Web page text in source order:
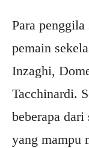
Para
pemain
Inzaghi,
Tacchinardi.
beberapa
yang mampu